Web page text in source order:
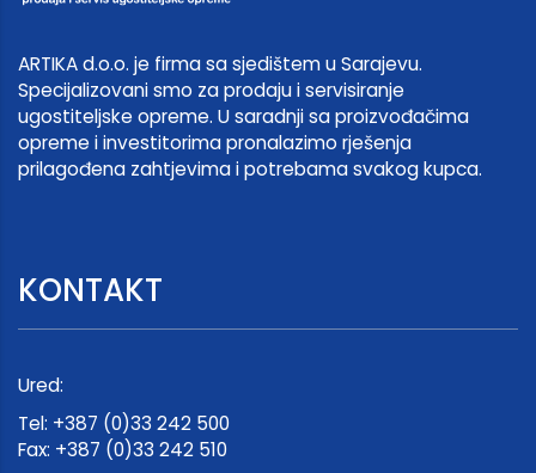
ARTIKA d.o.o. je firma sa sjedištem u Sarajevu.
Specijalizovani smo za prodaju i servisiranje
ugostiteljske opreme. U saradnji sa proizvođačima
opreme i investitorima pronalazimo rješenja
prilagođena zahtjevima i potrebama svakog kupca.
KONTAKT
Ured:
Tel: +387 (0)33 242 500
Fax: +387 (0)33 242 510